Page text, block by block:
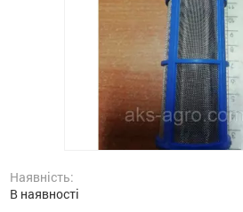
Наявність:
В наявності